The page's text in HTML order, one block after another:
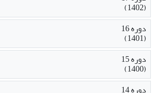
(1402)
دوره 16
(1401)
دوره 15
(1400)